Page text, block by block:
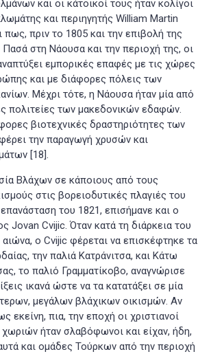
και οι κάτοικοί τους ήταν κολίγοι
και περιηγητής William Martin
πως, πριν το 1805 και την επιβολή της
στη Νάουσα και την περιοχή της, οι
εμπορικές επαφές με τις χώρες
και με διάφορες πόλεις των
Μέχρι τότε, η Νάουσα ήταν μία από
πολιτείες των μακεδονικών εδαφών.
βιοτεχνικές δραστηριότητες των
την παραγωγή χρυσών και
[18].
Βλάχων σε κάποιους από τους
στις βορειοδυτικές πλαγιές του
του 1821, επισήμανε και ο
Jovan Cvijic. Όταν κατά τη διάρκεια του
ο Cvijic φέρεται να επισκέφτηκε τα
την παλιά Κατράνιτσα, και Κάτω
το παλιό Γραμματίκοβο, αναγνώρισε
ικανά ώστε να τα κατατάξει σε μία
μεγάλων βλάχικων οικισμών. Αν
εκείνη, πια, την εποχή οι χριστιανοί
ήταν σλαβόφωνοι και είχαν, ήδη,
και ομάδες Τούρκων από την περιοχή